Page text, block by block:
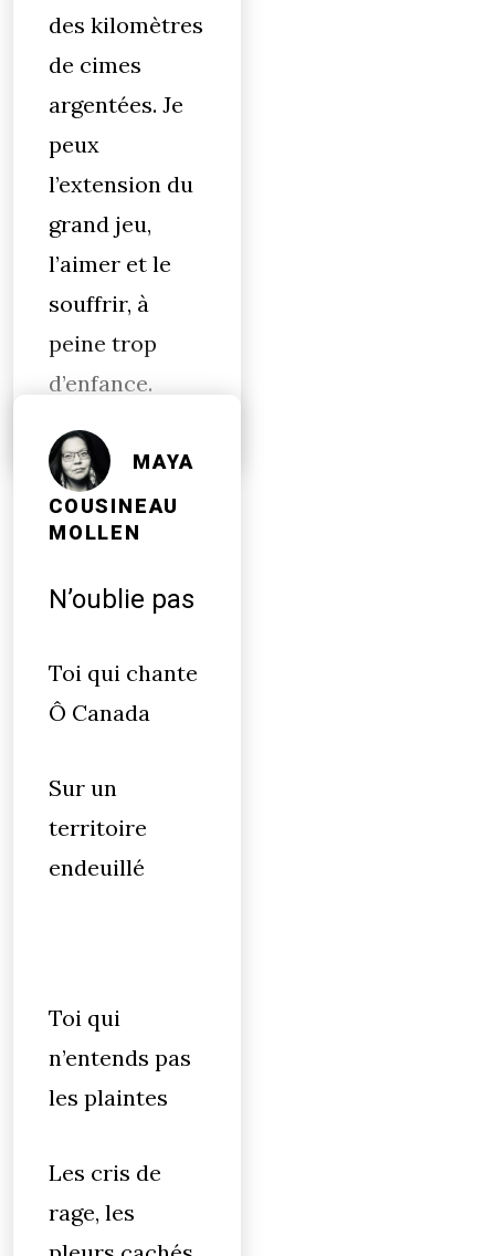
des kilomètres
de cimes
argentées. Je
peux
l’extension du
grand jeu,
l’aimer et le
souffrir, à
peine trop
d’enfance.
MAYA
COUSINEAU
MOLLEN
N’oublie pas
Toi qui chante
Ô Canada
Sur un
territoire
endeuillé
Toi qui
n’entends pas
les plaintes
Les cris de
rage, les